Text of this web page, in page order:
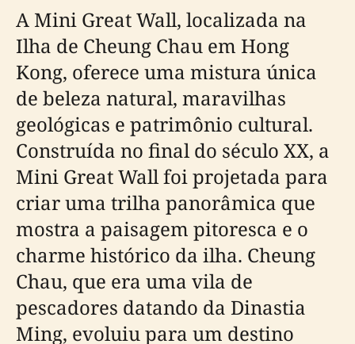
A Mini Great Wall, localizada na
Ilha de Cheung Chau em Hong
Kong, oferece uma mistura única
de beleza natural, maravilhas
geológicas e patrimônio cultural.
Construída no final do século XX, a
Mini Great Wall foi projetada para
criar uma trilha panorâmica que
mostra a paisagem pitoresca e o
charme histórico da ilha. Cheung
Chau, que era uma vila de
pescadores datando da Dinastia
Ming, evoluiu para um destino